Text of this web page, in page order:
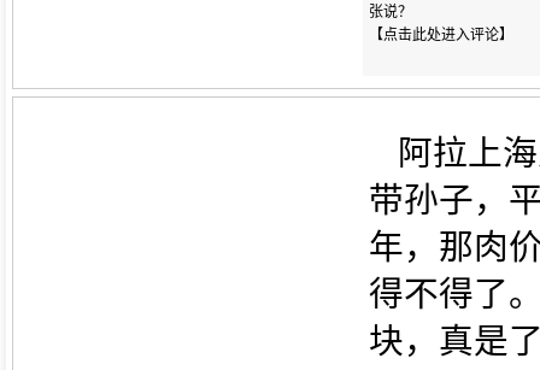
张说？
【点击此处进入评论】
阿拉上
带孙子，
年，那肉
得不得了
块，真是